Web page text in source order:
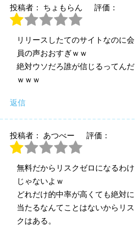
投稿者： ちょもらん 評価：
リリースしたてのサイトなのに会
員の声おおすぎｗｗ
絶対ウソだろ誰が信じるってんだ
ｗｗｗ
返信
投稿者： あつべー 評価：
無料だからリスクゼロになるわけ
じゃないよｗ
どれだけ的中率が高くても絶対に
当たるなんてことはないからリス
クはある。